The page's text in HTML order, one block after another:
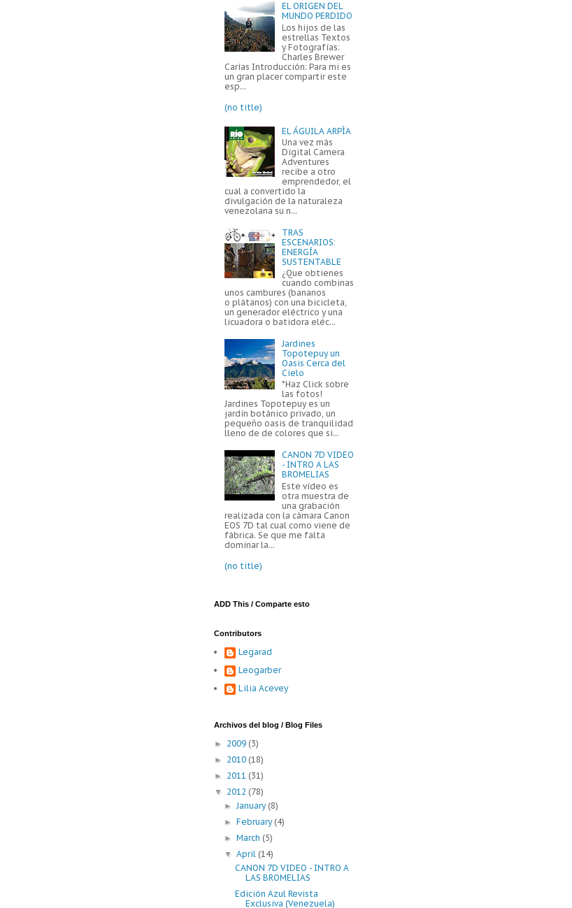
EL ORIGEN DEL
MUNDO PERDIDO
Los hijos de las
estrellas Textos
y Fotografías:
Charles Brewer
Carías Introducción: Para mi es
un gran placer compartir este
esp...
(no title)
EL ÁGUILA ARPÌA
Una vez más
Digital Camera
Adventures
recibe a otro
emprendedor, el
cual a convertido la
divulgación de la naturaleza
venezolana su n...
TRAS
ESCENARIOS:
ENERGÍA
SUSTENTABLE
¿Que obtienes
cuando combinas
unos cambures (bananos
o plátanos) con una bicicleta,
un generador eléctrico y una
licuadora o batidora eléc...
Jardines
Topotepuy un
Oasis Cerca del
Cielo
*Haz Click sobre
las fotos!
Jardines Topotepuy es un
jardín botánico privado, un
pequeño oasis de tranquilidad
lleno de de colores que si...
CANON 7D VIDEO
- INTRO A LAS
BROMELIAS
Este vídeo es
otra muestra de
una grabación
realizada con la cámara Canon
EOS 7D tal cual como viene de
fábrica. Se que me falta
dominar la...
(no title)
ADD This / Comparte esto
Contributors
Legarad
Leogarber
Lilia Acevey
Archivos del blog / Blog Files
► 2009 (3)
► 2010 (18)
► 2011 (31)
▼ 2012 (78)
►January (8)
► February (4)
► March (5)
▼April (14)
CANON 7D VIDEO - INTRO A
LAS BROMELIAS
Edición Azul Revista
Exclusiva (Venezuela)